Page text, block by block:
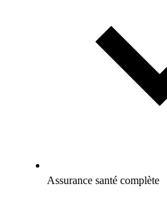
Assurance santé complète